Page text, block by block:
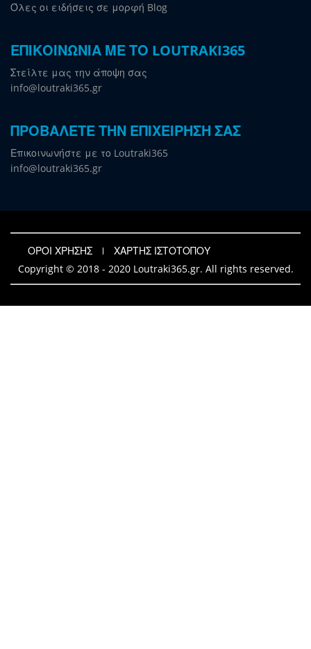
Όλες οι ειδήσεις σε μορφή Blog
ΕΠΙΚΟΙΝΩΝΙΑ ΜΕ ΤΟ LOUTRAKI365
Στείλτε μας την άποψη σας
info@loutraki365.gr
ΠΡΟΒΑΛΕΤΕ ΤΗΝ ΕΠΙΧΕΙΡΗΣΗ ΣΑΣ
Επικοινωνήστε με το Loutraki365
info@loutraki365.gr
ΟΡΟΙ ΧΡΗΣΗΣ
ΧΑΡΤΗΣ ΙΣΤΟΤΟΠΟΥ
Copyright © 2018 - 2020 Loutraki365.gr. All rights reserved.